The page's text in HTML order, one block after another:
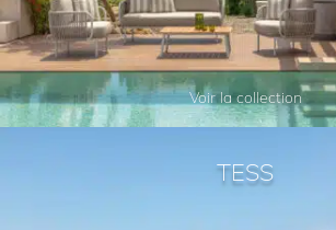
Voir la collection
TESS